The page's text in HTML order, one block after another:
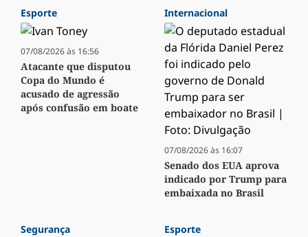
Esporte
07/08/2026 às 16:56
Atacante que disputou
Copa do Mundo é
acusado de agressão
após confusão em boate
Internacional
07/08/2026 às 16:07
Senado dos EUA aprova
indicado por Trump para
embaixada no Brasil
Segurança Esporte